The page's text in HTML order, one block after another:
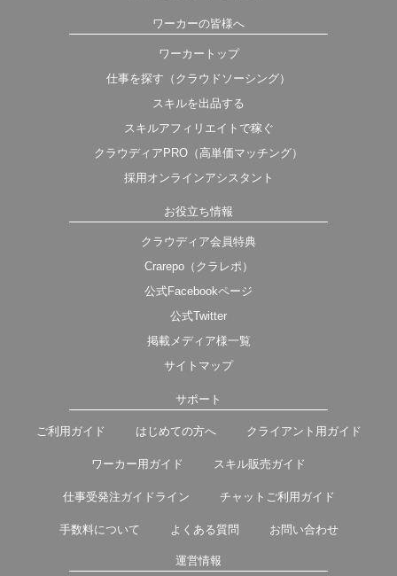
ワーカーの皆様へ
ワーカートップ
仕事を探す（クラウドソーシング）
スキルを出品する
スキルアフィリエイトで稼ぐ
クラウディアPRO（高単価マッチング）
採用オンラインアシスタント
お役立ち情報
クラウディア会員特典
Crarepo（クラレポ）
公式Facebookページ
公式Twitter
掲載メディア様一覧
サイトマップ
サポート
ご利用ガイド はじめての方へ クライアント用ガイド
ワーカー用ガイド スキル販売ガイド
仕事受発注ガイドライン チャットご利用ガイド
手数料について よくある質問 お問い合わせ
運営情報